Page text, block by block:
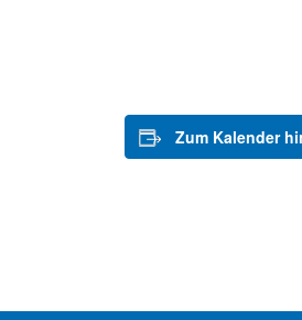
Zum Kalender